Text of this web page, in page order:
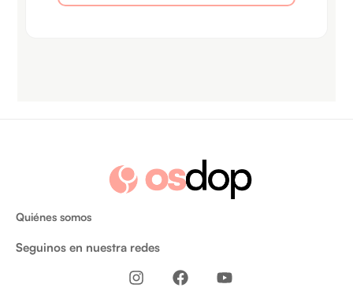
Quiénes somos
Seguinos en nuestra redes
I
n
F
a
Y
o